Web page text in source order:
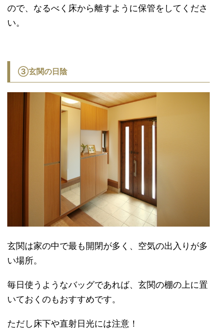
ので、なるべく床から離すように保管をしてくださ
い。
③玄関の日陰
玄関は家の中で最も開閉が多く、空気の出入りが多
い場所。
毎日使うようなバッグであれば、玄関の棚の上に置
いておくのもおすすめです。
ただし床下や直射日光には注意！